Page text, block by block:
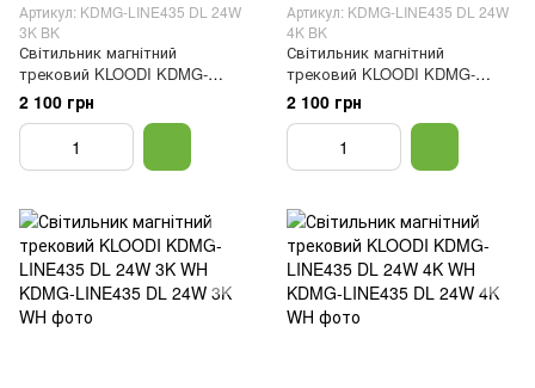
Артикул: KDMG-LINE435 DL 24W
3K BK
Світильник магнітний
трековий KLOODI KDMG-
LINE435 DL 24W 3K BK
2 100 грн
Артикул: KDMG-LINE435 DL 24W
4K BK
Світильник магнітний
трековий KLOODI KDMG-
LINE435 DL 24W 4K BK
2 100 грн